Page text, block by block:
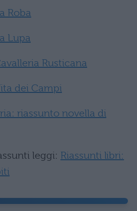
Roba
Lupa
Rusticana
dei Campi
riassunto novella di
leggi: Riassunti libri: